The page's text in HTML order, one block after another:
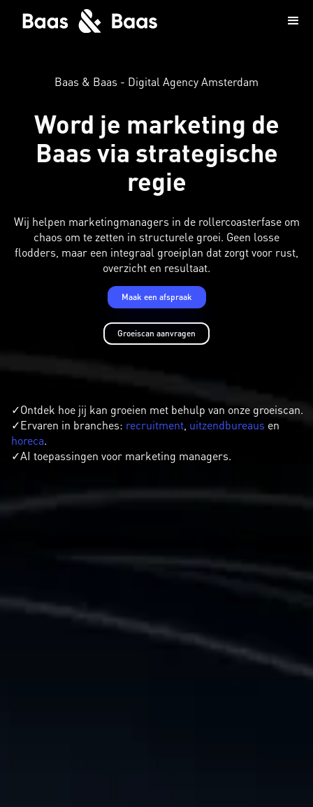
Baas & Baas - Digital Agency Amsterdam
Word je marketing de
Baas via strategische
regie
Wij helpen marketingmanagers in de rollercoasterfase om
chaos om te zetten in structurele groei. Geen losse
flodders, maar een integraal groeiplan dat zorgt voor rust,
overzicht en resultaat.
Maak een afspraak
Groeiscan aanvragen
✓Ontdek hoe jij kan groeien met behulp van onze groeiscan.
✓Ervaren in branches: recruitment uitzendbureaus en
horeca.
✓AI toepassingen voor marketing managers.